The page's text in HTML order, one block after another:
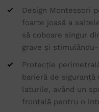
Design Montessori
foarte joasă a
să coboare singur
grave și
Protecție
barieră de
laturile, având un
frontală pentru o